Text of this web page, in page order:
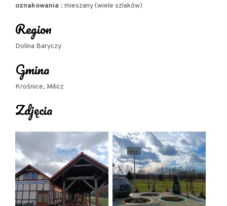
Park w Postolinie i kwitnący dywan śnieżycy wiosennej. fot. Dariusz Budnik
CIEKAWE MIEJSCA NA TRASIE:
oznakowania : mieszany (wiele szlaków)
Region
Dolina Baryczy
Gmina
Krośnice, Milicz
Zdjęcia